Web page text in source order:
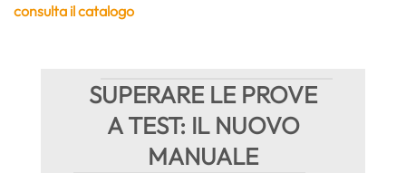
consulta il catalogo
SUPERARE LE PROVE
A TEST: IL NUOVO
MANUALE